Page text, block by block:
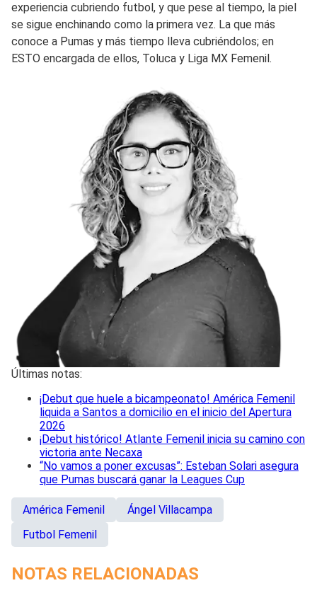
experiencia cubriendo futbol, y que pese al tiempo, la piel
se sigue enchinando como la primera vez. La que más
conoce a Pumas y más tiempo lleva cubriéndolos; en
ESTO encargada de ellos, Toluca y Liga MX Femenil.
Últimas notas:
¡Debut que huele a bicampeonato! América Femenil
liquida a Santos a domicilio en el inicio del Apertura
2026
¡Debut histórico! Atlante Femenil inicia su camino con
victoria ante Necaxa
“No vamos a poner excusas”: Esteban Solari asegura
que Pumas buscará ganar la Leagues Cup
América Femenil
Ángel Villacampa
Futbol Femenil
NOTAS RELACIONADAS